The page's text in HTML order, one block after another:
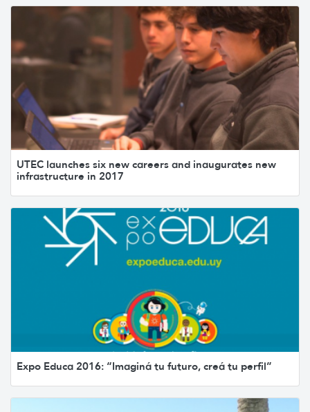
UTEC launches six new careers and inaugurates new
infrastructure in 2017
Expo Educa 2016: “Imaginá tu futuro, creá tu perfil”